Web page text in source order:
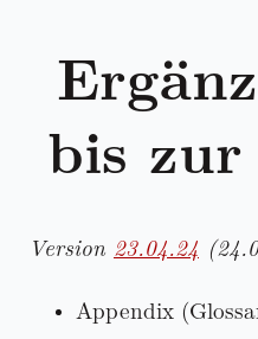
bis zur
Version 23.04.24
Appendix